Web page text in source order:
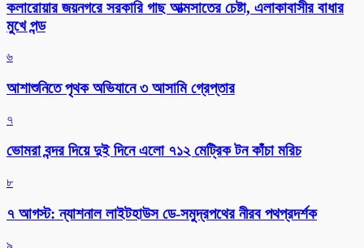
কলারোয়ার জয়নগরে সরকারি গাছ আত্মসাতের চেষ্টা, এলাকাবাসীর বাধার
মুখে পন্ড
৬
আশাশুনিতে পৃথক অভিযানে ৩ আসামি গ্রেপ্তার
৭
ভোমরা বন্দর দিয়ে দুই দিনে এলো ৭১২ মেট্রিক টন কাঁচা মরিচ
৮
৭ আগস্ট: ন্যাশনাল লাইটহাউস ডে-সমুদ্রপথের নীরব পথপ্রদর্শক
৯